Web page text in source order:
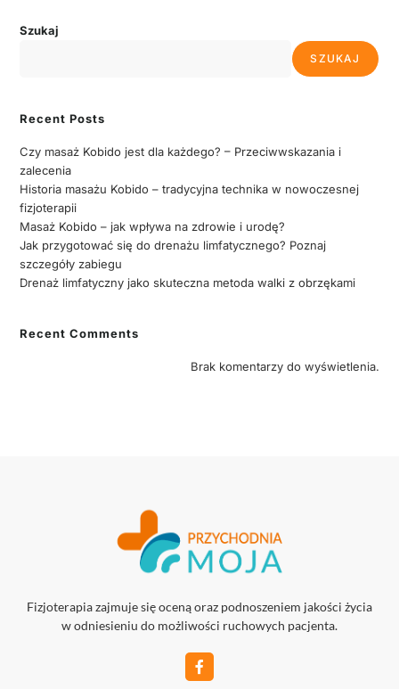
Szukaj
SZUKAJ
Recent Posts
Czy masaż Kobido jest dla każdego? – Przeciwwskazania i
zalecenia
Historia masażu Kobido – tradycyjna technika w nowoczesnej
fizjoterapii
Masaż Kobido – jak wpływa na zdrowie i urodę?
Jak przygotować się do drenażu limfatycznego? Poznaj
szczegóły zabiegu
Drenaż limfatyczny jako skuteczna metoda walki z obrzękami
Recent Comments
Brak komentarzy do wyświetlenia.
Fizjoterapia zajmuje się oceną oraz podnoszeniem jakości życia
w odniesieniu do możliwości ruchowych pacjenta.